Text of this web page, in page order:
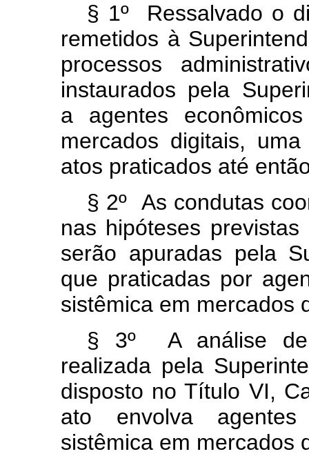
§ 1º Ressalvado o
remetidos à
processos
instaurados pela
a agentes
mercados digitais,
atos praticados até
§ 2º As condutas
nas hipóteses
serão apuradas pela
que praticadas por
sistêmica em mercados
§ 3º A análise de
realizada pela
disposto no Título VI,
ato envolva
sistêmica em mercados